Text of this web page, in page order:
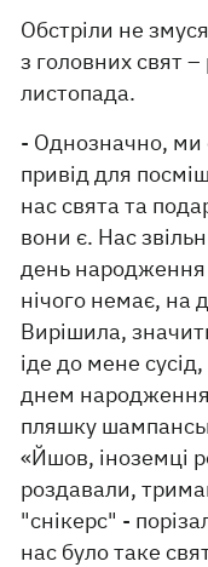
Обстріли не
з головних свят
листопада.
- Однозначно, ми
привід для
нас свята та
вони є. Нас
день народження
нічого немає, на
Вирішила,
іде до мене
днем
пляшку
«Йшов, іноземці
роздавали,
"снікерс" -
нас було таке